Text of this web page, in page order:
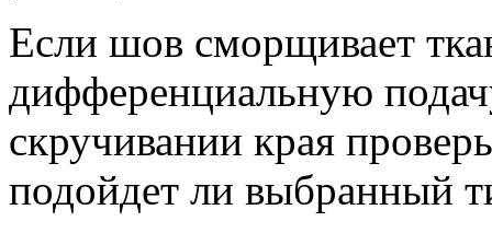
Если шов сморщивает
дифференциальную
скручивании края
подойдет ли выбранный